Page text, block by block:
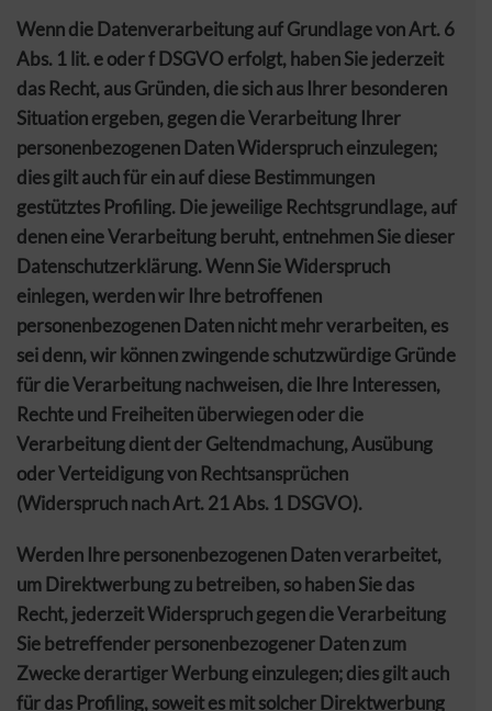
Wenn die Datenverarbeitung auf Grundlage von Art. 6
Abs. 1 lit. e oder f DSGVO erfolgt, haben Sie jederzeit
das Recht, aus Gründen, die sich aus Ihrer besonderen
Situation ergeben, gegen die Verarbeitung Ihrer
personenbezogenen Daten Widerspruch einzulegen;
dies gilt auch für ein auf diese Bestimmungen
gestütztes Profiling. Die jeweilige Rechtsgrundlage, auf
denen eine Verarbeitung beruht, entnehmen Sie dieser
Datenschutzerklärung. Wenn Sie Widerspruch
einlegen, werden wir Ihre betroffenen
personenbezogenen Daten nicht mehr verarbeiten, es
sei denn, wir können zwingende schutzwürdige Gründe
für die Verarbeitung nachweisen, die Ihre Interessen,
Rechte und Freiheiten überwiegen oder die
Verarbeitung dient der Geltendmachung, Ausübung
oder Verteidigung von Rechtsansprüchen
(Widerspruch nach Art. 21 Abs. 1 DSGVO).
Werden Ihre personenbezogenen Daten verarbeitet,
um Direktwerbung zu betreiben, so haben Sie das
Recht, jederzeit Widerspruch gegen die Verarbeitung
Sie betreffender personenbezogener Daten zum
Zwecke derartiger Werbung einzulegen; dies gilt auch
für das Profiling, soweit es mit solcher Direktwerbung